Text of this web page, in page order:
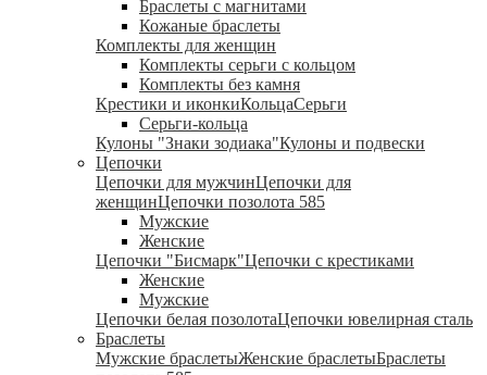
Браслеты с магнитами
Кожаные браслеты
Комплекты для женщин
Комплекты серьги с кольцом
Комплекты без камня
Крестики и иконкиКольцаСерьги
Серьги-кольца
Кулоны "Знаки зодиака"Кулоны и подвески
Цепочки
Цепочки для мужчинЦепочки для
женщинЦепочки позолота 585
Мужские
Женские
Цепочки "Бисмарк"Цепочки с крестиками
Женские
Мужские
Цепочки белая позолотаЦепочки ювелирная сталь
Браслеты
Мужские браслетыЖенские браслетыБраслеты